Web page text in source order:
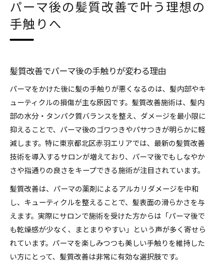
髪質改善で実現するうるおい髪のセルフケア
パーマ後の髪質改善におすすめセルフケア法
セルフケアと髪質改善の相乗効果を高めるコツ
キューティクルを守る毎日のケア方法を紹介
髪質改善に欠かせないキューティクルの役割
パーマ後のキューティクルケアで髪質改善促進
毎日のセルフケアで髪質改善を目指す方法
髪質改善とヘアケア製品の選び方のポイント
キューティクルを守る洗髪とドライ方法とは
赤羽で話題の髪質改善メソッド徹底解説
キューティクルを守る赤羽の髪質改善方法
髪質改善メソッドの選び方とセルフケア連携
サロンとセルフケアで変わる髪質改善体験
パーマ後の髪質改善で叶う理想の
手触りへ
髪質改善でパーマ後の手触りが変わる理由
パーマをかけた後に髪の手触りが悪くなるのは、髪内部やキ
ューティクルの損傷が主な原因です。髪質改善施術は、髪内
部の水分・タンパク質バランスを整え、ダメージを最小限に
抑えることで、パーマ後のゴワつきやパサつきが明らかに軽
減します。特に東京都北区赤羽エリアでは、最新の髪質改善
技術を導入するサロンが増えており、パーマ後でもしなやか
さや指通りの良さをキープできる施術が注目されています。
髪質改善は、パーマの薬剤によるアルカリダメージを中和
し、キューティクルを整えることで、髪表面の滑らかさを与
えます。実際にサロンで施術を受けた方からは「パーマ後で
も乾燥感が少なく、まとまりやすい」という声が多く寄せら
れています。パーマを楽しみつつも美しい手触りを維持した
い方にとって、髪質改善は非常に有効な選択肢です。